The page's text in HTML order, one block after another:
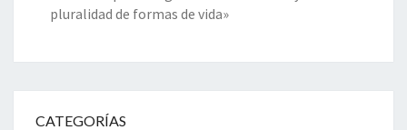
pluralidad de formas de vida»
CATEGORÍAS